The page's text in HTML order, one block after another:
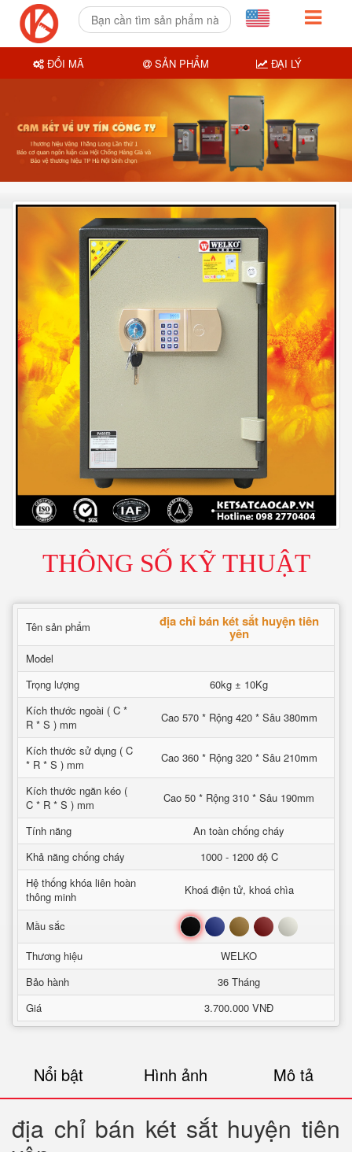
THÔNG SỐ KỸ THUẬT
Tên sản phẩm địa chỉ bán két sắt huyện tiên
yên
Model
Trọng lượng
60kg ± 10Kg
Kích thước ngoài ( C *
R * S ) mm
Cao 570 * Rộng 420 * Sâu 380mm
Kích thước sử dụng ( C
* R * S ) mm
Cao 360 * Rộng 320 * Sâu 210mm
Kích thước ngăn kéo (
C * R * S ) mm
Cao 50 * Rộng 310 * Sâu 190mm
Tính năng
An toàn chống cháy
Khả năng chống cháy
1000 - 1200 độ C
Hệ thống khóa liên hoàn
thông minh
Khoá điện tử, khoá chìa
Mầu sắc Đen Xanh Nâu Đỏ Trắng
Thương hiệu
WELKO
Bảo hành
36 Tháng
Giá
3.700.000 VNĐ
Nổi bật Hình ảnh Mô tả
địa chỉ bán két sắt huyện tiên
ĐỔI MÃ SẢN PHẨM ĐẠI LÝ